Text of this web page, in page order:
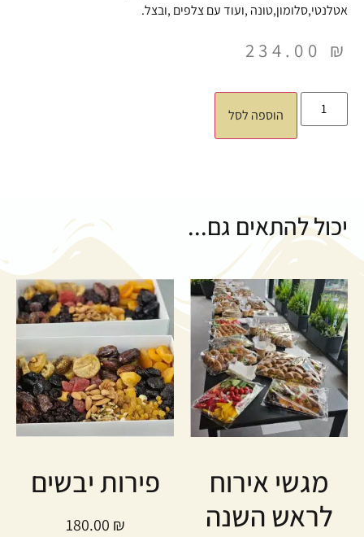
אטלנטי,סלומון,טונה ,ועוד עם צלפים ,ובצל.
234.00 ₪
הוספה לסל
יכול להתאים גם...
מגשי אירוח
לראש השנה
פירות יבשים
180.00 ₪